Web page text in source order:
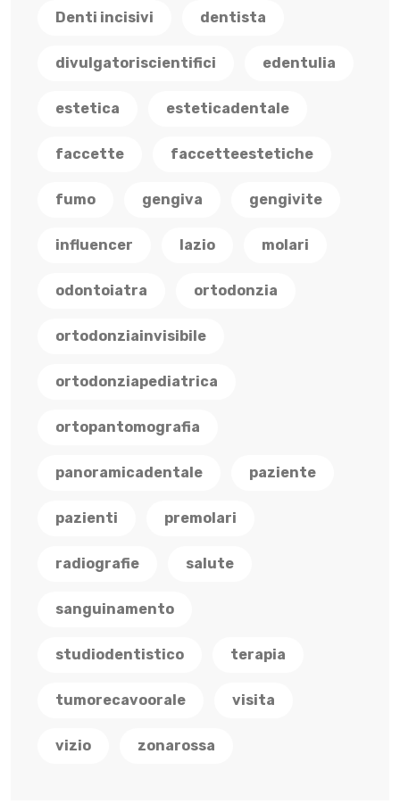
Denti incisivi dentista
divulgatoriscientifici edentulia
estetica esteticadentale
faccette faccetteestetiche
fumo gengiva gengivite
influencer lazio molari
odontoiatra ortodonzia
ortodonziainvisibile
ortodonziapediatrica
ortopantomografia
panoramicadentale paziente
pazienti premolari
radiografie salute
sanguinamento
studiodentistico terapia
tumorecavoorale visita
vizio zonarossa